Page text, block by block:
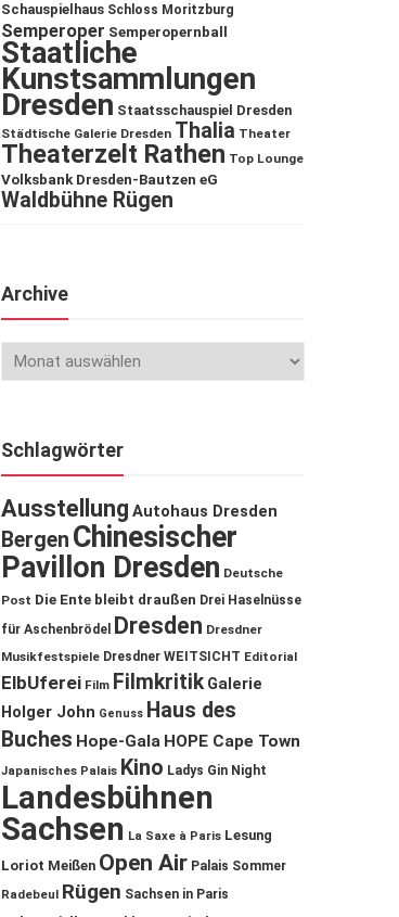
Schauspielhaus Schloss Moritzburg
Semperoper Semperopernball
Staatliche
Kunstsammlungen
Dresden Staatsschauspiel Dresden
Städtische Galerie Dresden Thalia Theater
Theaterzelt Rathen Top Lounge
Volksbank Dresden-Bautzen eG
Waldbühne Rügen
Archive
Schlagwörter
Ausstellung Autohaus Dresden
Bergen Chinesischer
Pavillon Dresden Deutsche
Post Die Ente bleibt draußen Drei Haselnüsse
für Aschenbrödel
Dresden Dresdner
Musikfestspiele Dresdner WEITSICHT Editorial
ElbUferei Film Filmkritik Galerie
Holger John Genuss Haus des
Buches Hope-Gala HOPE Cape Town
Japanisches Palais Kino Ladys Gin Night
Landesbühnen
Sachsen La Saxe à Paris Lesung
Loriot Meißen Open Air Palais Sommer
Radebeul Rügen Sachsen in Paris